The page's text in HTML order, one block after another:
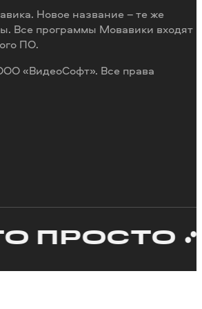
Новое название – те же
Все программы Мовавики входят
ПО.
«ВидеоСофт». Все права
ПРОСТО